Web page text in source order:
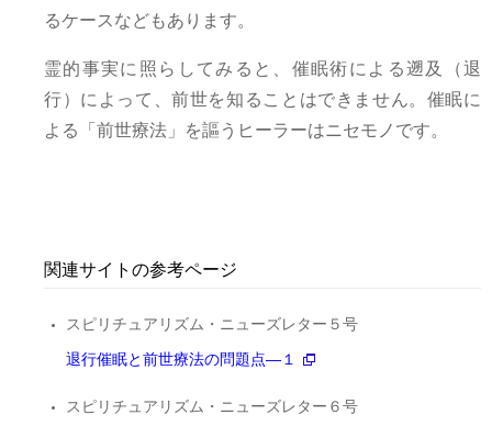
るケースなどもあります。
霊的事実に照らしてみると、催眠術による遡及（退
行）によって、前世を知ることはできません。催眠に
よる「前世療法」を謳うヒーラーはニセモノです。
関連サイトの参考ページ
スピリチュアリズム・ニューズレター５号
退行催眠と前世療法の問題点―１
スピリチュアリズム・ニューズレター６号